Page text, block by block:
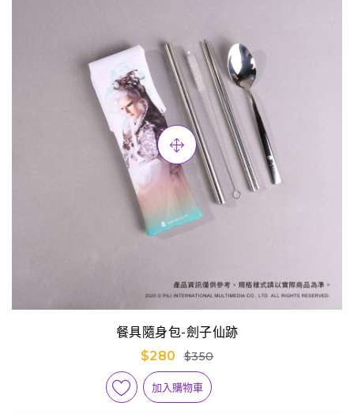
餐具隨身包-劍子仙跡
$280
$350
加入購物車